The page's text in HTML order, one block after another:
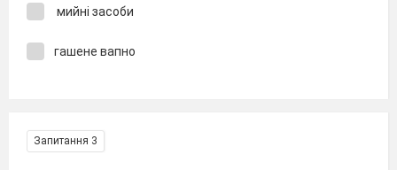
мийні засоби
гашене вапно
Запитання 3